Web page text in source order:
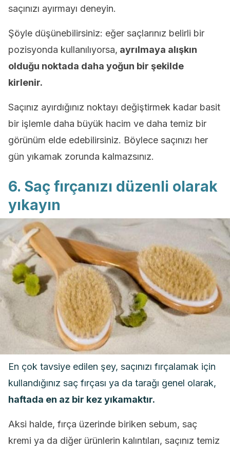
saçınızı ayırmayı deneyin.
Şöyle düşünebilirsiniz: eğer saçlarınız belirli bir
pozisyonda kullanılıyorsa, ayrılmaya alışkın
olduğu noktada daha yoğun bir şekilde
kirlenir.
Saçınız ayırdığınız noktayı değiştirmek kadar basit
bir işlemle daha büyük hacim ve daha temiz bir
görünüm elde edebilirsiniz. Böylece saçınızı her
gün yıkamak zorunda kalmazsınız.
6. Saç fırçanızı düzenli olarak
yıkayın
En çok tavsiye edilen şey, saçınızı fırçalamak için
kullandığınız saç fırçası ya da tarağı genel olarak,
haftada en az bir kez yıkamaktır.
Aksi halde, fırça üzerinde biriken sebum, saç
kremi ya da diğer ürünlerin kalıntıları, saçınız temiz